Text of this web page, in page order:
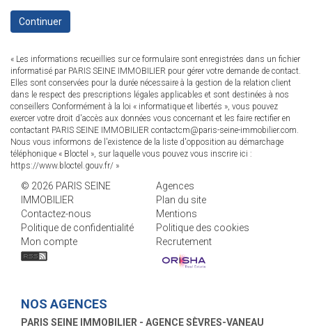
Continuer
« Les informations recueillies sur ce formulaire sont enregistrées dans un fichier
informatisé par PARIS SEINE IMMOBILIER pour gérer votre demande de contact.
Elles sont conservées pour la durée nécessaire à la gestion de la relation client
dans le respect des prescriptions légales applicables et sont destinées à nos
conseillers Conformément à la loi « informatique et libertés », vous pouvez
exercer votre droit d'accès aux données vous concernant et les faire rectifier en
contactant PARIS SEINE IMMOBILIER contactcm@paris-seine-immobilier.com.
Nous vous informons de l'existence de la liste d'opposition au démarchage
téléphonique « Bloctel », sur laquelle vous pouvez vous inscrire ici :
https://www.bloctel.gouv.fr/ »
© 2026 PARIS SEINE
IMMOBILIER
Agences
Plan du site
Contactez-nous
Mentions
Politique de confidentialité
Politique des cookies
Mon compte
Recrutement
NOS AGENCES
PARIS SEINE IMMOBILIER - AGENCE SÈVRES-VANEAU